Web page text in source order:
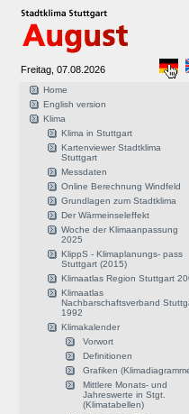
Freitag, 07.08.2026
Home
English version
Klima
Klima in Stuttgart
Kartenviewer Stadtklima
Stuttgart
Messdaten
Online Berechnung Windfeld
Grundlagen zum Stadtklima
Der Wärmeinseleffekt
Woche der Klimaanpassung
2025
KlippS - Klimaplanungs- pass
Stuttgart (2015)
Klimaatlas Region Stuttgart
Klimaatlas
Nachbarschaftsverband
1992
Klimakalender
Vorwort
Definitionen
Grafiken
Mittlere Monats- und
Jahreswerte in Stgt.
(Klimatabellen)